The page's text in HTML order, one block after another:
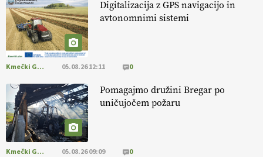
[EKOloško = LOGIČNO
aronije
v dobrem desetletju zrasla v uspešno kmetijsko in
podjetniško zgodbo.
#IMCAP #CAP https://t.co/xp1oihBDaJ
[EKOloško = LOGIČNO
v tujini
. Zato je ekološka pridelava odlična priložnost za slovenske
vinarje
. VEČ
https://t.co/XAe9EbeAbK @EUAgri #IMCAP #CAP
https://t.co/01qpoeLyNP
Digitalizacija z GPS navigacijo in
avtonomnimi sistemi
Kmečki Glas 05.08.26 12:11 0
Pomagajmo družini Bregar po
uničujočem požaru
Kmečki Glas 05.08.26 09:09 0